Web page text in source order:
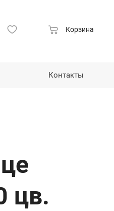
Корзина
Контакты
цв.